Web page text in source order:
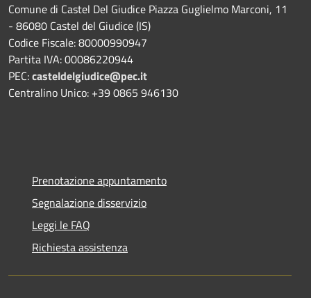
Comune di Castel Del Giudice Piazza Guglielmo Marconi, 11
- 86080 Castel del Giudice (IS)
Codice Fiscale: 80000990947
Partita IVA: 00086220944
PEC:casteldelgiudice@pec.it
Centralino Unico: +39 0865 946130
Prenotazione appuntamento
Segnalazione disservizio
Leggi le FAQ
Richiesta assistenza